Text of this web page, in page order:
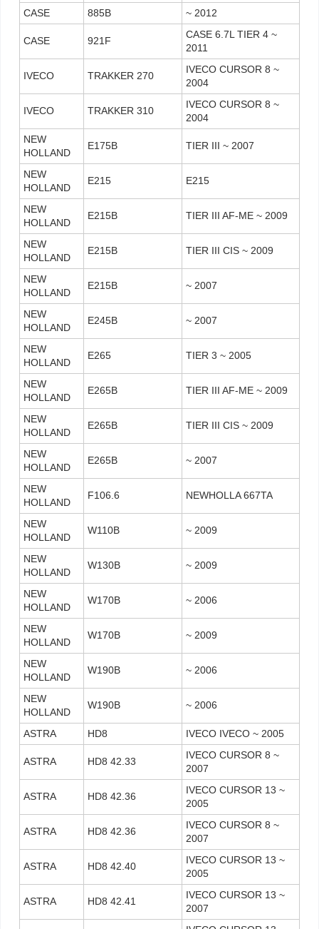
CASE
885B ~ 2012
CASE 921F
CASE 6.7L TIER 4 ~
2011
IVECO TRAKKER 270
IVECO CURSOR 8 ~
2004
IVECO TRAKKER 310
IVECO CURSOR 8 ~
2004
NEW
HOLLAND
E175B TIER III ~ 2007
NEW
HOLLAND
E215 E215
NEW
HOLLAND
E215B TIER III AF-ME ~ 2009
NEW
HOLLAND
E215B TIER III CIS ~ 2009
NEW
HOLLAND
E215B ~ 2007
NEW
HOLLAND
E245B ~ 2007
NEW
HOLLAND
E265 TIER 3 ~ 2005
NEW
HOLLAND
E265B TIER III AF-ME ~ 2009
NEW
HOLLAND
E265B TIER III CIS ~ 2009
NEW
HOLLAND
E265B ~ 2007
NEW
HOLLAND
F106.6 NEWHOLLA 667TA
NEW
HOLLAND
W110B ~ 2009
NEW
HOLLAND
W130B ~ 2009
NEW
HOLLAND
W170B ~ 2006
NEW
HOLLAND
W170B ~ 2009
NEW
HOLLAND
W190B ~ 2006
NEW
HOLLAND
W190B ~ 2006
ASTRA HD8 IVECO IVECO ~ 2005
ASTRA HD8 42.33
IVECO CURSOR 8 ~
2007
ASTRA HD8 42.36
IVECO CURSOR 13 ~
2005
ASTRA HD8 42.36
IVECO CURSOR 8 ~
2007
ASTRA HD8 42.40
IVECO CURSOR 13 ~
2005
ASTRA HD8 42.41
IVECO CURSOR 13 ~
2007